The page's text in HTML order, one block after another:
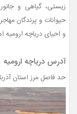
زیستی، گیاهی و
حیوانات و پرندگان
و احیای دریاچه ارومیه
آدرس دریاچه ارومیه
حد فاصل مرز استان